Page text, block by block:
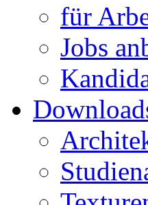
für
Jobs